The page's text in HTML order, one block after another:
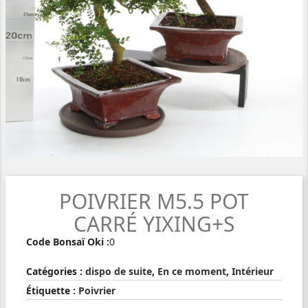
POIVRIER M5.5 POT
CARRÉ YIXING+S
Code Bonsaï Oki :0
Catégories : dispo de suite, En ce moment, Intérieur
Étiquette : Poivrier